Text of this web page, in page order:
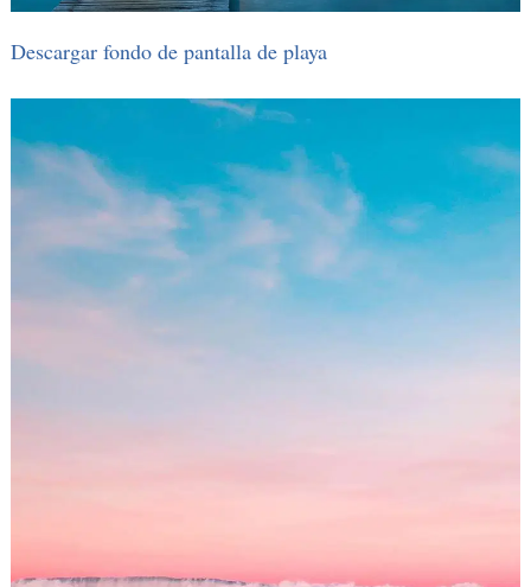
Descargar fondo de pantalla de playa